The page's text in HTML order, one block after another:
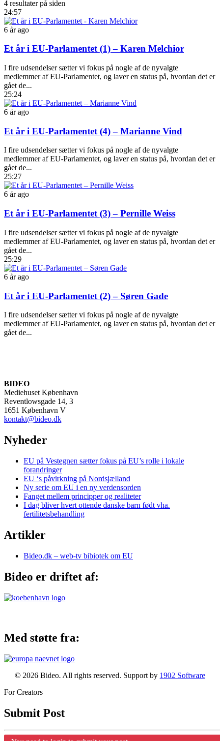
4 resultater på siden
24:57
6 år ago
Et år i EU-Parlamentet (1) – Karen Melchior
I fire udsendelser sætter vi fokus på nogle af de nyvalgte
medlemmer af EU-Parlamentet, og laver en status på, hvordan det er
gået de...
25:24
6 år ago
Et år i EU-Parlamentet (4) – Marianne Vind
I fire udsendelser sætter vi fokus på nogle af de nyvalgte
medlemmer af EU-Parlamentet, og laver en status på, hvordan det er
gået de...
25:27
6 år ago
Et år i EU-Parlamentet (3) – Pernille Weiss
I fire udsendelser sætter vi fokus på nogle af de nyvalgte
medlemmer af EU-Parlamentet, og laver en status på, hvordan det er
gået de...
25:29
6 år ago
Et år i EU-Parlamentet (2) – Søren Gade
I fire udsendelser sætter vi fokus på nogle af de nyvalgte
medlemmer af EU-Parlamentet, og laver en status på, hvordan det er
gået de...
BIDEO
Mediehuset København
Reventlowsgade 14, 3
1651 København V
kontakt@bideo.dk
Nyheder
EU på Vestegnen sætter fokus på EU’s rolle i lokale
forandringer
EU ‘s påvirkning på Nordsjælland
Ny serie om EU i en ny verdensorden
Fanget mellem principper og realiteter
I dag bliver hvert ottende danske barn født vha.
fertilitetsbehandling
Artikler
Bideo.dk – web-tv bibiotek om EU
Bideo er driftet af:
Med støtte fra:
© 2026 Bideo. All rights reserved. Support by 1902 Software
For Creators
Submit Post